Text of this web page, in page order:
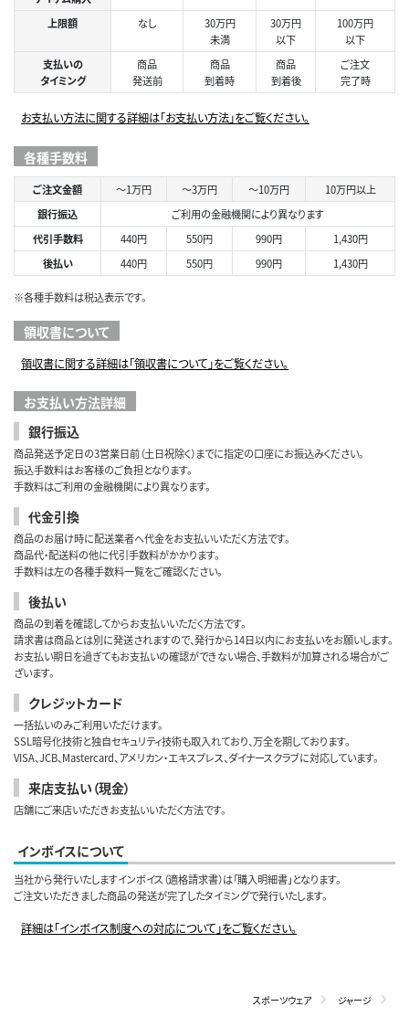
上限額
なし
30万円
未満
30万円
以下
100万円
以下
支払いの
タイミング
商品
発送前
商品
到着時
商品
到着後
ご注文
完了時
お支払い方法に関する詳細は「お支払い方法」をご覧ください。
各種手数料
ご注文金額 ～1万円 ～3万円 ～10万円
10万円以上
銀行振込
ご利用の金融機関により異なります
代引手数料
440円 550円 990円
1,430円
後払い
440円 550円 990円 1,430円
※各種手数料は税込表示です。
領収書について
領収書に関する詳細は「領収書について」をご覧ください。
お支払い方法詳細
銀行振込
商品発送予定日の3営業日前（土日祝除く）までに指定の口座にお振込みください。
振込手数料はお客様のご負担となります。
手数料はご利用の金融機関により異なります。
代金引換
商品のお届け時に配送業者へ代金をお支払いいただく方法です。
商品代・配送料の他に代引手数料がかかります。
手数料は左の各種手数料一覧をご確認ください。
後払い
商品の到着を確認してからお支払いいただく方法です。
請求書は商品とは別に発送されますので、発行から14日以内にお支払いをお願いします。
お支払い期日を過ぎてもお支払いの確認ができない場合、手数料が加算される場合がご
ざいます。
クレジットカード
一括払いのみご利用いただけます。
SSL暗号化技術と独自セキュリティ技術も取入れており、万全を期しております。
VISA、JCB、Mastercard、アメリカン・エキスプレス、ダイナースクラブに対応しています。
来店支払い（現金）
店舗にご来店いただきお支払いいただく方法です。
インボイスについて
当社から発行いたしますインボイス（適格請求書）は「購入明細書」となります。
ご注文いただきました商品の発送が完了したタイミングで発行いたします。
詳細は「インボイス制度への対応について」をご覧ください。
スポーツウェア ジャージ